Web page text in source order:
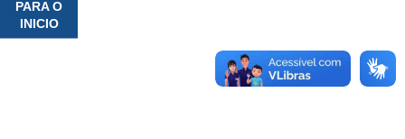
PARA O
INICIO